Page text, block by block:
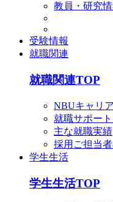
教員・研究
受験情報
就職関連
就職関連TOP
NBUキャリ
就職サポー
主な就職実績
採用ご担当
学生生活
学生生活TOP